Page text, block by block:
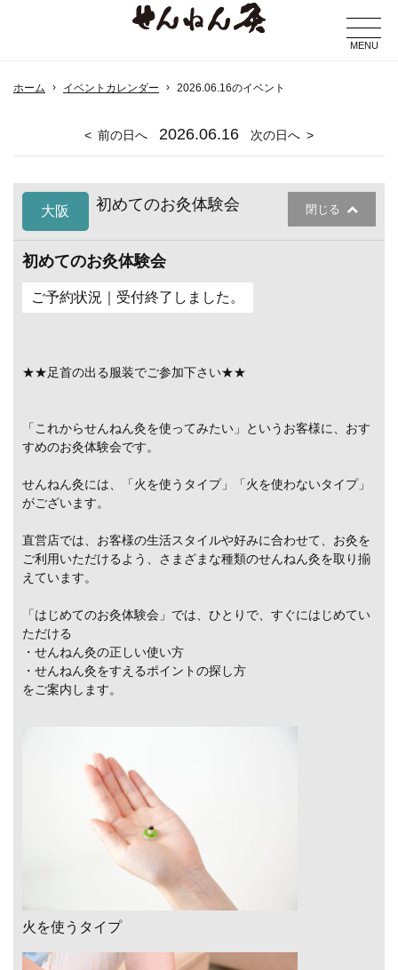
MENU
ホーム イベントカレンダー 2026.06.16のイベント
前の日へ 2026.06.16 次の日へ
大阪 初めてのお灸体験会 閉じる
初めてのお灸体験会
ご予約状況｜受付終了しました。
★★足首の出る服装でご参加下さい★★
「これからせんねん灸を使ってみたい」というお客様に、おす
すめのお灸体験会です。
せんねん灸には、「火を使うタイプ」「火を使わないタイプ」
がございます。
直営店では、お客様の生活スタイルや好みに合わせて、お灸を
ご利用いただけるよう、さまざまな種類のせんねん灸を取り揃
えています。
「はじめてのお灸体験会」では、ひとりで、すぐにはじめてい
ただける
・せんねん灸の正しい使い方
・せんねん灸をすえるポイントの探し方
をご案内します。
火を使うタイプ